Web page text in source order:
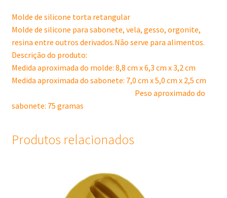
Molde de silicone torta retangular
Molde de silicone para sabonete, vela, gesso, orgonite,
resina entre outros derivados.Não serve para alimentos.
Descrição do produto:
Medida aproximada do molde: 8,8 cm x 6,3 cm x 3,2 cm
Medida aproximada do sabonete: 7,0 cm x 5,0 cm x 2,5 cm
Peso aproximado do
sabonete: 75 gramas
Produtos relacionados